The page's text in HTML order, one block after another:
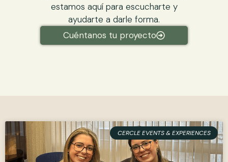
estamos aquí para escucharte y
ayudarte a darle forma.
Cuéntanos tu proyecto
CERCLE EVENTS & EXPERIENCES